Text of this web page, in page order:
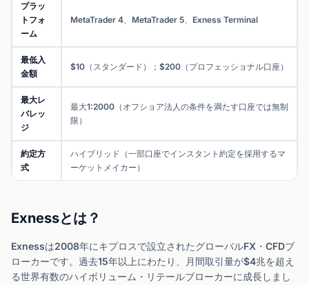
プラッ
トフォ
ーム
MetaTrader 4、MetaTrader 5、Exness Terminal
最低入
金額
$10（スタンダード）；$200（プロフェッショナル口座）
最大レ
バレッ
ジ
最大1:2000（オフショア法人の条件を満たす口座では無制
限）
約定方
式
ハイブリッド（一部口座でインスタント約定を採用するマ
ーケットメイカー）
Exnessとは？
Exnessは2008年にキプロスで設立されたグローバルFX・CFDブ
ローカーです。過去15年以上にわたり、月間取引量が$4兆を超え
る世界有数のハイボリューム・リテールブローカーに成長しまし